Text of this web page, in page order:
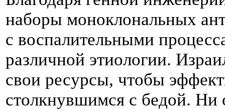
наборы моноклональных
с воспалительными
различной этиологии.
свои ресурсы, чтобы
столкнувшимся с бедой. Ни